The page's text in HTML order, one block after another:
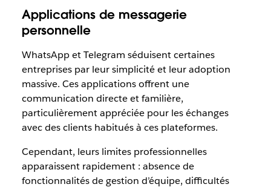
Applications de messagerie
personnelle
WhatsApp et Telegram séduisent certaines
entreprises par leur simplicité et leur adoption
massive. Ces applications offrent une
communication directe et familière,
particulièrement appréciée pour les échanges
avec des clients habitués à ces plateformes.
Cependant, leurs limites professionnelles
apparaissent rapidement : absence de
fonctionnalités de gestion d’équipe, difficultés